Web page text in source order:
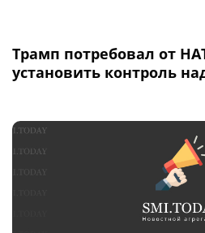
Трамп потребовал от
установить контроль